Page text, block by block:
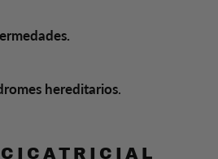
hereditarios.